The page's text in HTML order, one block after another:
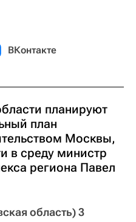
ВКонтакте
планируют
план
Москвы,
в среду министр
региона Павел
область) 3